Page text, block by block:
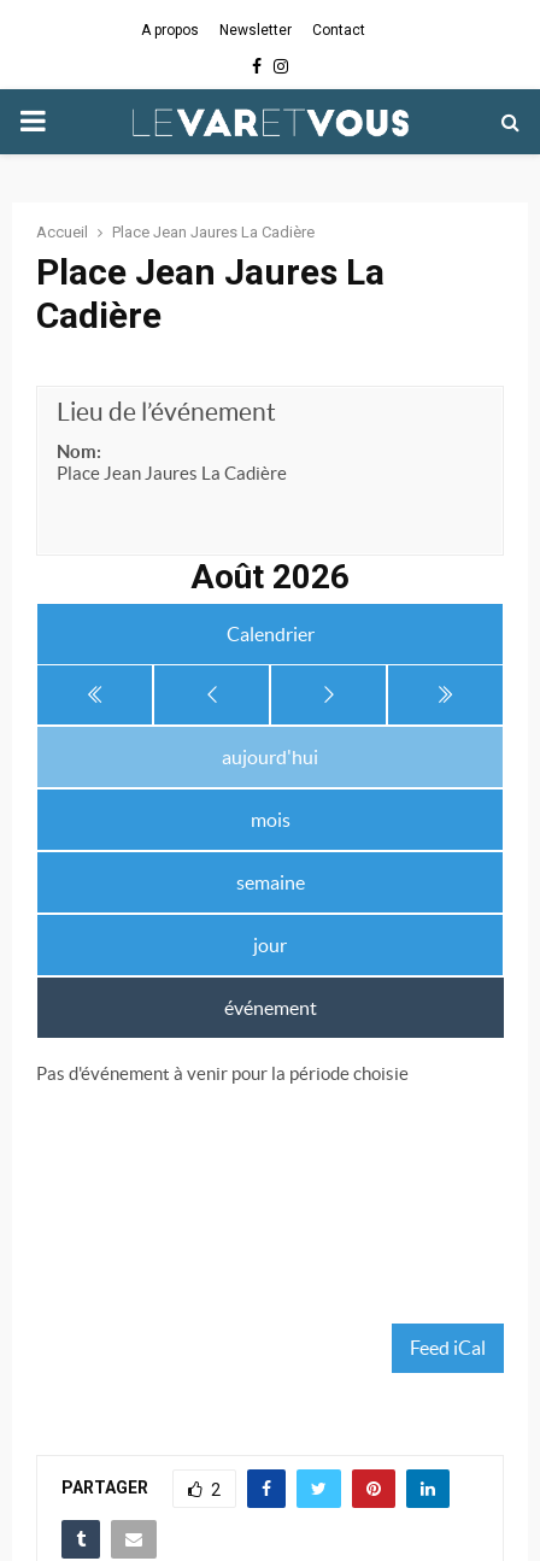
A propos Newsletter Contact
Facebook
Instagram
PRIMARY
Accueil Place Jean Jaures La Cadière
Place Jean Jaures La
Cadière
Lieu de l’événement
Nom:
Place Jean Jaures La Cadière
Août 2026
Calendrier
aujourd'hui
mois
semaine
jour
événement
Pas d'événement à venir pour la période choisie
Feed iCal
PARTAGER 2